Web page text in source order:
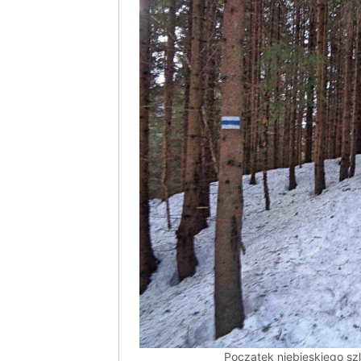
Początek niebieskiego